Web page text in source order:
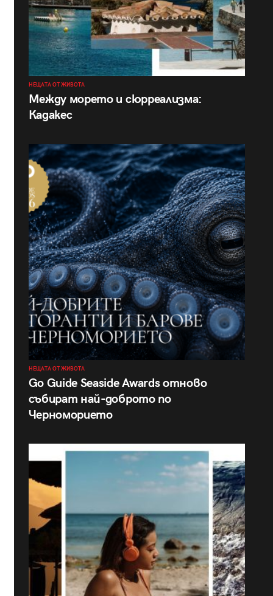
НЕЩАТА ОТ ЖИВОТА
Между морето и сюрреализма:
Кадакес
НЕЩАТА ОТ ЖИВОТА
Go Guide Seaside Awards отново
събират най-доброто по
Черноморието